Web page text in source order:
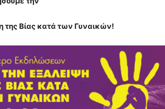
της Βίας κατά των Γυναικών!